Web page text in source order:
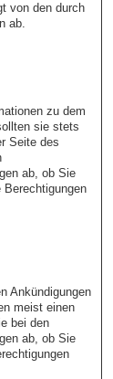
von den durch
ab.
zu dem
sie stets
Seite des
ab, ob Sie
Berechtigungen
Ankündigungen
meist einen
bei den
ab, ob Sie